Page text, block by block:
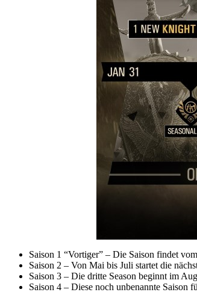
Saison 1 “Vortiger” – Die Saison findet
Saison 2 – Von Mai bis Juli startet die
Saison 3 – Die dritte Season beginnt im
Saison 4 – Diese noch unbenannte